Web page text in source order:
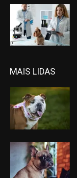
MAIS LIDAS